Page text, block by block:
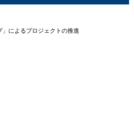
」によるプロジェクトの推進